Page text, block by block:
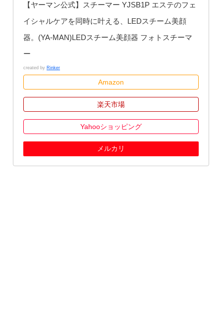
【ヤーマン公式】スチーマー YJSB1P エステのフェ
イシャルケアを同時に叶える、LEDスチーム美顔
器。(YA-MAN)LEDスチーム美顔器 フォトスチーマ
ー
created by Rinker
Amazon
楽天市場
Yahooショッピング
メルカリ